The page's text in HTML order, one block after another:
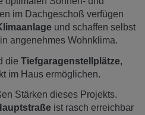
im Dachgeschoß verfügen
und schaffen selbst
angenehmes Wohnklima.
die Tiefgaragenstellplätze,
im Haus ermöglichen.
Stärken dieses Projekts.
ist rasch erreichbar